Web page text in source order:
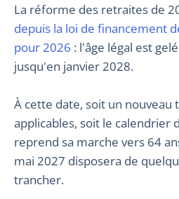
La réforme des retraites de
depuis la loi de financement
pour 2026 : l'âge légal est
jusqu'en janvier 2028.
À cette date, soit un nouveau
applicables, soit le calendrier
reprend sa marche vers 64
mai 2027 disposera de
trancher.